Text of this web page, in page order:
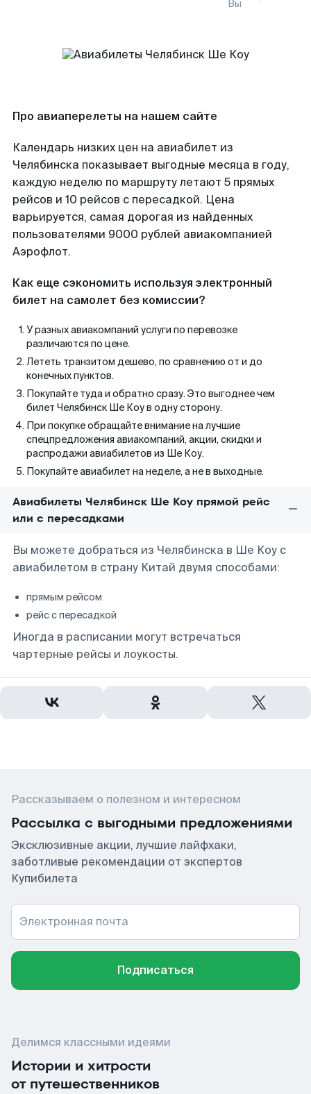
Вы
Про авиаперелеты на нашем сайте
Календарь низких цен на авиабилет из
Челябинска показывает выгодные месяца в году,
каждую неделю по маршруту летают 5 прямых
рейсов и 10 рейсов с пересадкой. Цена
варьируется, самая дорогая из найденных
пользователями 9000 рублей авиакомпанией
Аэрофлот.
Как еще сэкономить используя электронный
билет на самолет без комиссии?
У разных авиакомпаний услуги по перевозке
различаются по цене.
Лететь транзитом дешево, по сравнению от и до
конечных пунктов.
Покупайте туда и обратно сразу. Это выгоднее чем
билет Челябинск Ше Коу в одну сторону.
При покупке обращайте внимание на лучшие
спецпредложения авиакомпаний, акции, скидки и
распродажи авиабилетов из Ше Коу.
Покупайте авиабилет на неделе, а не в выходные.
Авиабилеты Челябинск Ше Коу прямой рейс
или с пересадками
Вы можете добраться из Челябинска в Ше Коу с
авиабилетом в страну Китай двумя способами:
прямым рейсом
рейс с пересадкой
Иногда в расписании могут встречаться
чартерные рейсы и лоукосты.
Рассказываем о полезном и интересном
Рассылка с выгодными предложениями
Эксклюзивные акции, лучшие лайфхаки,
заботливые рекомендации от экспертов
Купибилета
Электронная почта
Подписаться
Делимся классными идеями
Истории и хитрости
от путешественников